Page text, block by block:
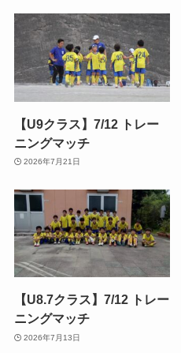
【U9クラス】7/12 トレー
ニングマッチ
2026年7月21日
【U8.7クラス】7/12 トレー
ニングマッチ
2026年7月13日